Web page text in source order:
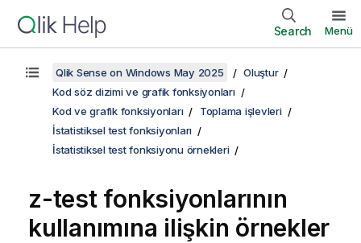
Search Menü
Qlik Sense on Windows May 2025
Oluştur
Kod söz dizimi ve grafik fonksiyonları
Kod ve grafik fonksiyonları
Toplama işlevleri
İstatistiksel test fonksiyonları
İstatistiksel test fonksiyonu örnekleri
z-testfonksiyonlarının
kullanımına ilişkin örnekler